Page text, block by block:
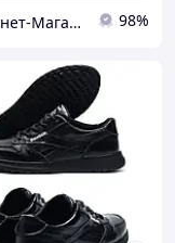
Интернет-Магазин Klambi Shop 98%